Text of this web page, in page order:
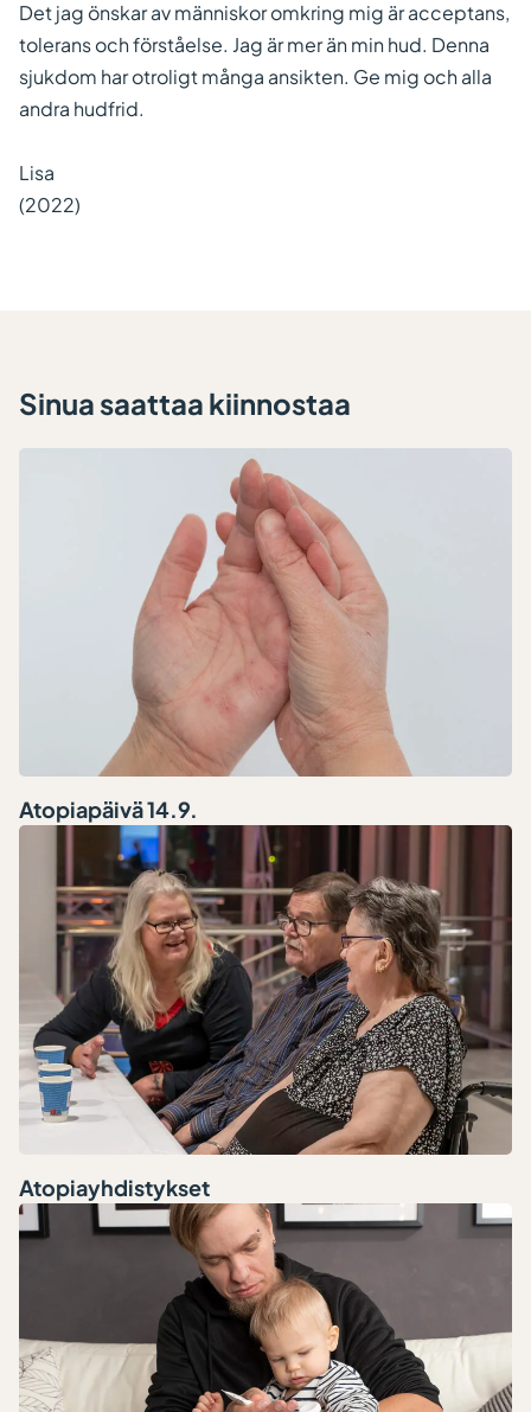
Det jag önskar av människor omkring mig är acceptans,
tolerans och förståelse. Jag är mer än min hud. Denna
sjukdom har otroligt många ansikten. Ge mig och alla
andra hudfrid.
Lisa
(2022)
Sinua saattaa kiinnostaa
Atopiapäivä 14.9.
Atopiayhdistykset